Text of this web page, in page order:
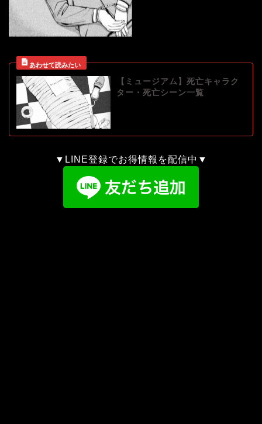
【ミュージアム】死亡キャラク
ター・死亡シーン一覧
▼LINE登録でお得情報を配信中▼